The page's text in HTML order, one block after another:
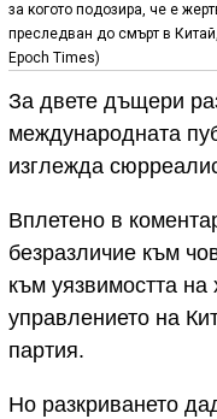
за когото подозира, че е
преследван до смърт в
Epoch Times)
За двете дъщери
международната
изглежда
Вплетено в
безразличие към
към уязвимостта
управлението на
партия.
Но разкриването